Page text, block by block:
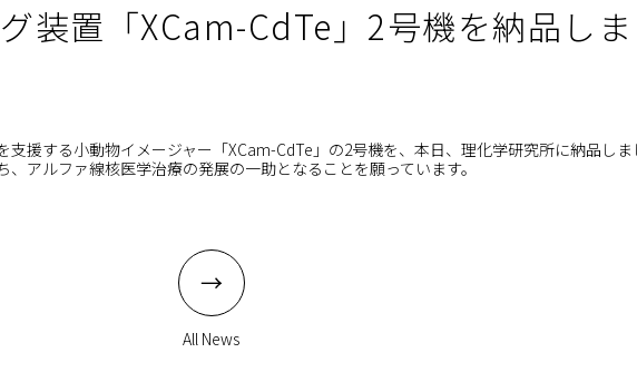
装置「XCam-CdTe」2号機を納品し
援する小動物イメージャー「XCam-CdTe」の2号機を、本日、理化学研究所に納品しま
アルファ線核医学治療の発展の一助となることを願っています。
All News